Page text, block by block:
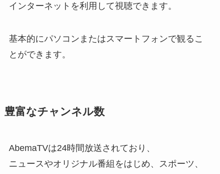
インターネットを利用して視聴できます。
基本的にパソコンまたはスマートフォンで観るこ
とができます。
豊富なチャンネル数
AbemaTVは24時間放送されており、
ニュースやオリジナル番組をはじめ、スポーツ、